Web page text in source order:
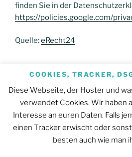
finden Sie in der
https://policies.google.com/
Quelle:eRecht24
DATENSCHUTZ UND
Datenschutz
COOKIES, TRACKER,
Diese Webseite, der Hoster und
verwendet Cookies. Wir haben
Interesse an euren Daten. Falls
einen Tracker erwischt oder
besten auch wie man